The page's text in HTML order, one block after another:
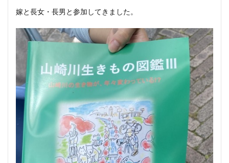
嫁と長女・長男と参加してきました。